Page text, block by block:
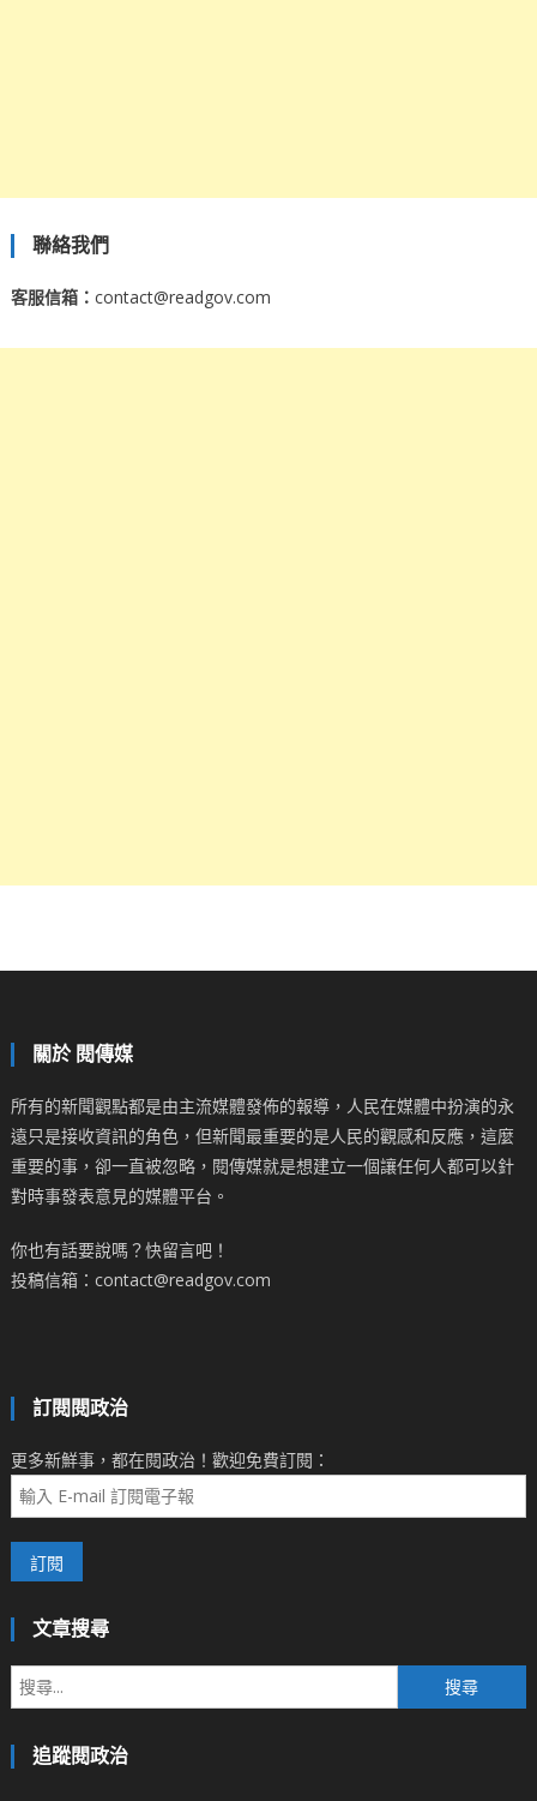
聯絡我們
客服信箱： contact@readgov.com
關於 閱傳媒
所有的新聞觀點都是由主流媒體發佈的報導，人民在媒體中扮演的永
遠只是接收資訊的角色，但新聞最重要的是人民的觀感和反應，這麼
重要的事，卻一直被忽略，閱傳媒就是想建立一個讓任何人都可以針
對時事發表意見的媒體平台。
你也有話要說嗎？快留言吧！
投稿信箱：contact@readgov.com
訂閱閱政治
更多新鮮事，都在閱政治！歡迎免費訂閱：
文章搜尋
尋
追蹤閱政治